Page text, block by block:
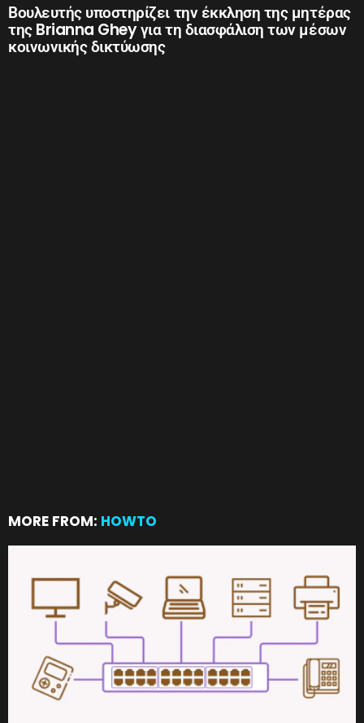
Βουλευτής υποστηρίζει την έκκληση της μητέρας
της Brianna Ghey για τη διασφάλιση των μέσων
κοινωνικής δικτύωσης
MORE FROM: HOWTO